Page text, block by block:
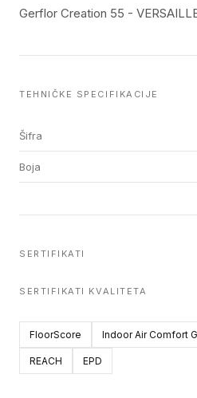
Gerflor Creation 55 -
TEHNIČKE SPECIFIKACIJE
Šifra
Boja
SERTIFIKATI
SERTIFIKATI KVALITETA
FloorScore Indoor Air Comfort
REACH EPD